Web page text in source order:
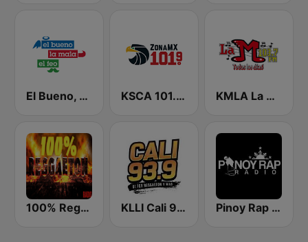
El Bueno, La Mala y El Feo KSCA 101.9 Los Angeles FM (US Only) KMLA La M 103.7 FM
100% Reggaeton Radio KLLI Cali 93.9 FM Pinoy Rap Radio